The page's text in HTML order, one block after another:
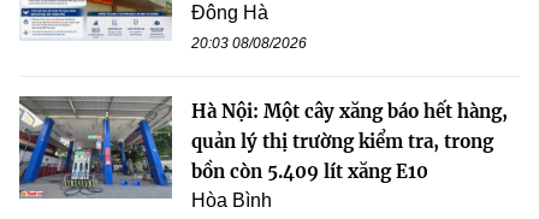
Đông Hà
20:03 08/08/2026
Hà Nội: Một cây xăng báo hết hàng,
quản lý thị trường kiểm tra, trong
bồn còn 5.409 lít xăng E10
Hòa Bình